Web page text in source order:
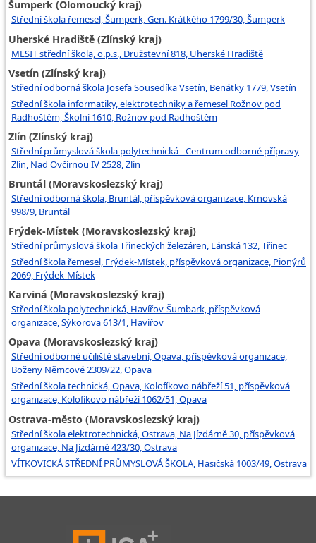
Šumperk (Olomoucký kraj)
Střední škola řemesel, Šumperk, Gen. Krátkého 1799/30, Šumperk
Uherské Hradiště (Zlínský kraj)
MESIT střední škola, o.p.s., Družstevní 818, Uherské Hradiště
Vsetín (Zlínský kraj)
Střední odborná škola Josefa Sousedíka Vsetín, Benátky 1779, Vsetín
Střední škola informatiky, elektrotechniky a řemesel Rožnov pod
Radhoštěm, Školní 1610, Rožnov pod Radhoštěm
Zlín (Zlínský kraj)
Střední průmyslová škola polytechnická - Centrum odborné přípravy
Zlín, Nad Ovčírnou IV 2528, Zlín
Bruntál (Moravskoslezský kraj)
Střední odborná škola, Bruntál, příspěvková organizace, Krnovská
998/9, Bruntál
Frýdek-Místek (Moravskoslezský kraj)
Střední průmyslová škola Třineckých železáren, Lánská 132, Třinec
Střední škola řemesel, Frýdek-Místek, příspěvková organizace, Pionýrů
2069, Frýdek-Místek
Karviná (Moravskoslezský kraj)
Střední škola polytechnická, Havířov-Šumbark, příspěvková
organizace, Sýkorova 613/1, Havířov
Opava (Moravskoslezský kraj)
Střední odborné učiliště stavební, Opava, příspěvková organizace,
Boženy Němcové 2309/22, Opava
Střední škola technická, Opava, Kolofíkovo nábřeží 51, příspěvková
organizace, Kolofíkovo nábřeží 1062/51, Opava
Ostrava-město (Moravskoslezský kraj)
Střední škola elektrotechnická, Ostrava, Na Jízdárně 30, příspěvková
organizace, Na Jízdárně 423/30, Ostrava
VÍTKOVICKÁ STŘEDNÍ PRŮMYSLOVÁ ŠKOLA, Hasičská 1003/49, Ostrava